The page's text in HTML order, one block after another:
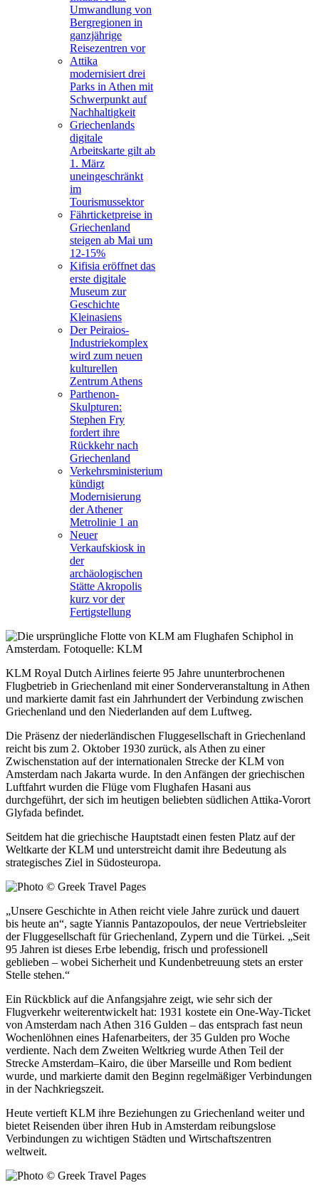
Umwandlung von
Bergregionen in
ganzjährige
Reisezentren vor
Attika
modernisiert drei
Parks in Athen mit
Schwerpunkt auf
Nachhaltigkeit
Griechenlands
digitale
Arbeitskarte gilt ab
1. März
uneingeschränkt
im
Tourismussektor
Fährticketpreise in
Griechenland
steigen ab Mai um
12-15%
Kifisia eröffnet das
erste digitale
Museum zur
Geschichte
Kleinasiens
Der Peiraios-
Industriekomplex
wird zum neuen
kulturellen
Zentrum Athens
Parthenon-
Skulpturen:
Stephen Fry
fordert ihre
Rückkehr nach
Griechenland
Verkehrsministerium
kündigt
Modernisierung
der Athener
Metrolinie 1 an
Neuer
Verkaufskiosk in
der
archäologischen
Stätte Akropolis
kurz vor der
Fertigstellung
KLM Royal Dutch Airlines feierte 95 Jahre ununterbrochenen
Flugbetrieb in Griechenland mit einer Sonderveranstaltung in Athen
und markierte damit fast ein Jahrhundert der Verbindung zwischen
Griechenland und den Niederlanden auf dem Luftweg.
Die Präsenz der niederländischen Fluggesellschaft in Griechenland
reicht bis zum 2. Oktober 1930 zurück, als Athen zu einer
Zwischenstation auf der internationalen Strecke der KLM von
Amsterdam nach Jakarta wurde. In den Anfängen der griechischen
Luftfahrt wurden die Flüge vom Flughafen Hasani aus
durchgeführt, der sich im heutigen beliebten südlichen Attika-Vorort
Glyfada befindet.
Seitdem hat die griechische Hauptstadt einen festen Platz auf der
Weltkarte der KLM und unterstreicht damit ihre Bedeutung als
strategisches Ziel in Südosteuropa.
„Unsere Geschichte in Athen reicht viele Jahre zurück und dauert
bis heute an“, sagte Yiannis Pantazopoulos, der neue Vertriebsleiter
der Fluggesellschaft für Griechenland, Zypern und die Türkei. „Seit
95 Jahren ist dieses Erbe lebendig, frisch und professionell
geblieben – wobei Sicherheit und Kundenbetreuung stets an erster
Stelle stehen.“
Ein Rückblick auf die Anfangsjahre zeigt, wie sehr sich der
Flugverkehr weiterentwickelt hat: 1931 kostete ein One-Way-Ticket
von Amsterdam nach Athen 316 Gulden – das entsprach fast neun
Wochenlöhnen eines Hafenarbeiters, der 35 Gulden pro Woche
verdiente. Nach dem Zweiten Weltkrieg wurde Athen Teil der
Strecke Amsterdam–Kairo, die über Marseille und Rom bedient
wurde, und markierte damit den Beginn regelmäßiger Verbindungen
in der Nachkriegszeit.
Heute vertieft KLM ihre Beziehungen zu Griechenland weiter und
bietet Reisenden über ihren Hub in Amsterdam reibungslose
Verbindungen zu wichtigen Städten und Wirtschaftszentren
weltweit.